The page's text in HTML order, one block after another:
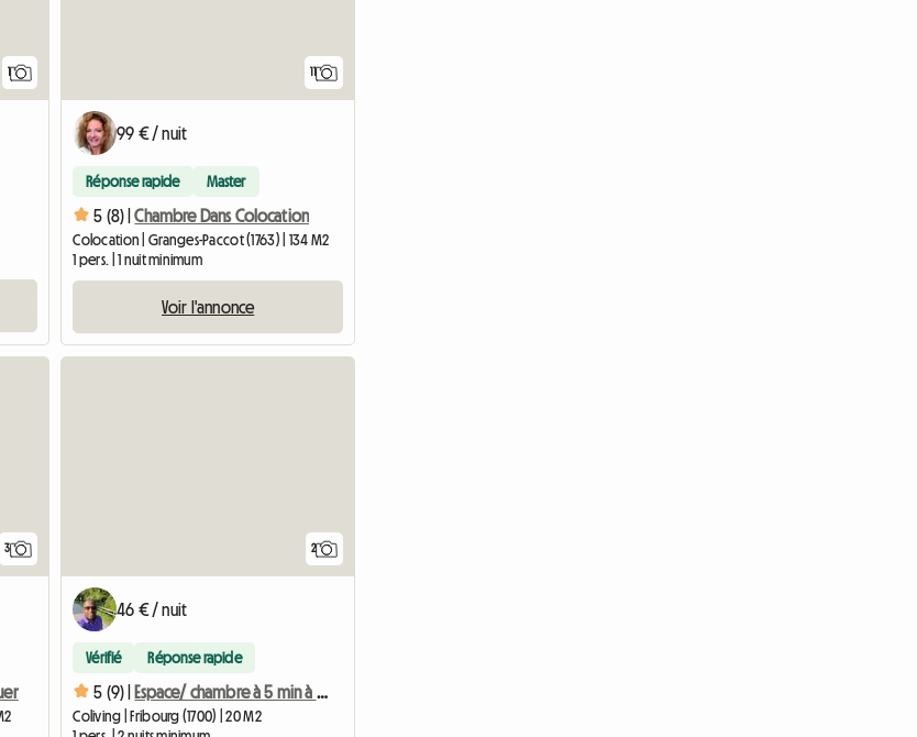
1 11
99 € / nuit
Réponse rapide Master
5 (8) | Chambre Dans Colocation
Colocation | Granges-Paccot (1763) | 134 M2
1 pers. | 1 nuit minimum
Voir l'annonce
3 2
46 € / nuit
Vérifié Réponse rapide
5 (9) | Espace/ chambre à 5 min à pieds de la gare de Fribourg.
Coliving | Fribourg (1700) | 20 M2